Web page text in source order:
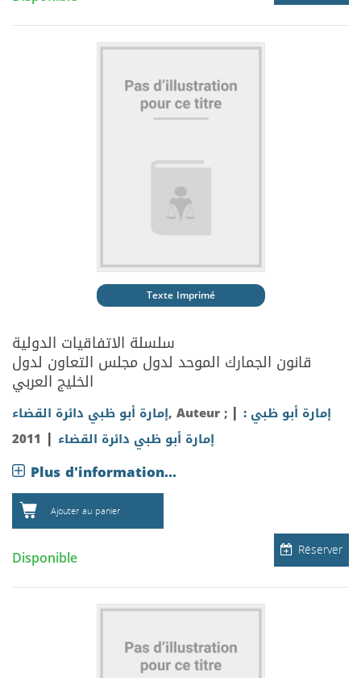
Texte Imprimé
سلسلة الاتفاقيات الدولية
قانون الجمارك الموحد لدول مجلس التعاون لدول
الخليج العربي
إمارة أبو ظبي دائرة القضاء, Auteur ; | إمارة أبو ظبي :
إمارة أبو ظبي دائرة القضاء |
2011
Plus d'information...
Ajouter au panier
Réserver
Disponible